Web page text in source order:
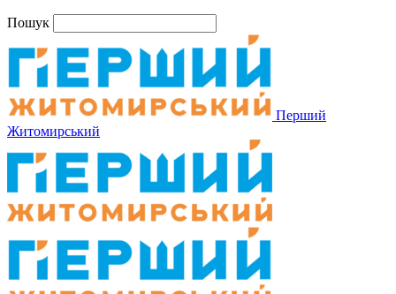
Пошук
Перший
Житомирський